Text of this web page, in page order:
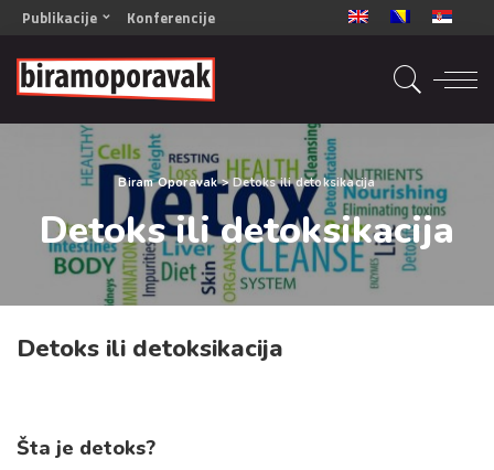
Publikacije
OPORAVAK- Naš zajednički cilj BiH/CG
OPORAVAK- Naš zajednički cilj SRB
RECOVERY- Our common goal ENG
OPORAVAK- Naš zajednički cilj 2
Mala knjiga vještina
Šta ne raditi
Radna sveska za oporavak
Konferencije
Biram Oporavak>Detoks ili detoksikacija
Detoks ili detoksikacija
Detoks ili detoksikacija
Šta je detoks?